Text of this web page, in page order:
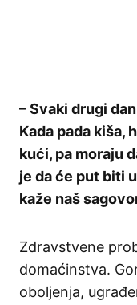
– Svaki drugi
Kada pada kiša,
kući, pa moraju
je da će put biti
kaže naš
Zdravstvene
domaćinstva.
oboljenja,